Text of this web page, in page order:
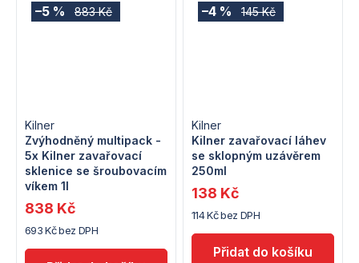
883 Kč
–5 %
Zvýhodněný multipack -
5x Kilner zavařovací
sklenice se šroubovacím
víkem 1l
Kilner
693 Kč bez DPH
838 Kč
145 Kč
–4 %
Kilner zavařovací láhev
se sklopným uzávěrem
250ml
Kilner
114 Kč bez DPH
138 Kč